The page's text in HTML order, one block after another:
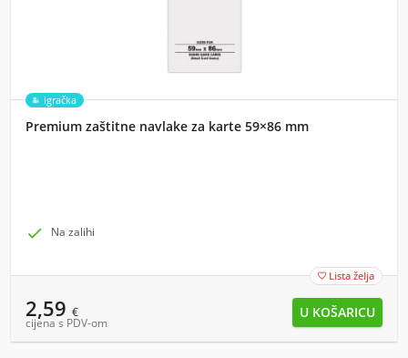
Igračka
Premium zaštitne navlake za karte 59×86 mm
 Na zalihi
 Lista želja
2,59 €
cijena s PDV-om